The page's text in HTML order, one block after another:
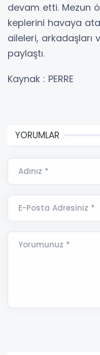
devam etti. Mezun
keplerini havaya
aileleri, arkadaşları
paylaştı.
Kaynak : PERRE
YORUMLAR
Adınız *
E-Posta Adresiniz *
Yorumunuz *